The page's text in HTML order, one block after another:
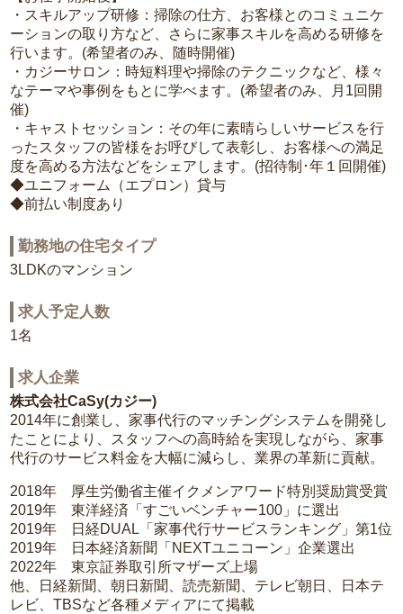
・スキルアップ研修：掃除の仕方、お客様とのコミュニケ
ーションの取り方など、さらに家事スキルを高める研修を
行います。(希望者のみ、随時開催)
・カジーサロン：時短料理や掃除のテクニックなど、様々
なテーマや事例をもとに学べます。(希望者のみ、月1回開
催)
・キャストセッション：その年に素晴らしいサービスを行
ったスタッフの皆様をお呼びして表彰し、お客様への満足
度を高める方法などをシェアします。(招待制･年１回開催)
◆ユニフォーム（エプロン）貸与
◆前払い制度あり
勤務地の住宅タイプ
3LDKのマンション
求人予定人数
1名
求人企業
株式会社CaSy(カジー)
2014年に創業し、家事代行のマッチングシステムを開発し
たことにより、スタッフへの高時給を実現しながら、家事
代行のサービス料金を大幅に減らし、業界の革新に貢献。
2018年 厚生労働省主催イクメンアワード特別奨励賞受賞
2019年 東洋経済「すごいベンチャー100」に選出
2019年 日経DUAL「家事代行サービスランキング」第1位
2019年 日本経済新聞「NEXTユニコーン」企業選出
2022年 東京証券取引所マザーズ上場
他、日経新聞、朝日新聞、読売新聞、テレビ朝日、日本テ
レビ、TBSなど各種メディアにて掲載